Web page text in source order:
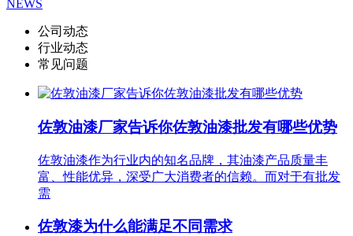
NEWS
公司动态
行业动态
常见问题
佐敦油漆厂家告诉你佐敦油漆批发有哪些优势
佐敦油漆作为行业内的知名品牌，其油漆产品质量丰
富、性能优异，深受广大消费者的信赖。而对于有批发
需
佐敦漆为什么能满足不同需求